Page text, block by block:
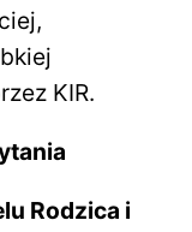
KIR.
Rodzica i